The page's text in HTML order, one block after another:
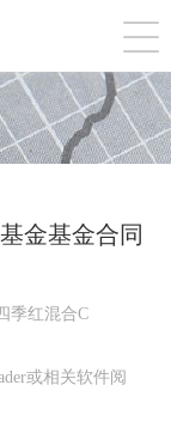
切
金基金合同
季红混合C
或相关软件阅